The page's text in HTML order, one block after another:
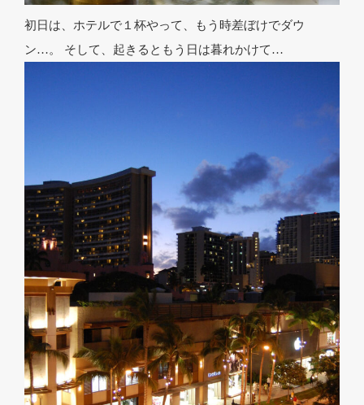
初日は、ホテルで１杯やって、もう時差ぼけでダウ
ン…。 そして、起きるともう日は暮れかけて…